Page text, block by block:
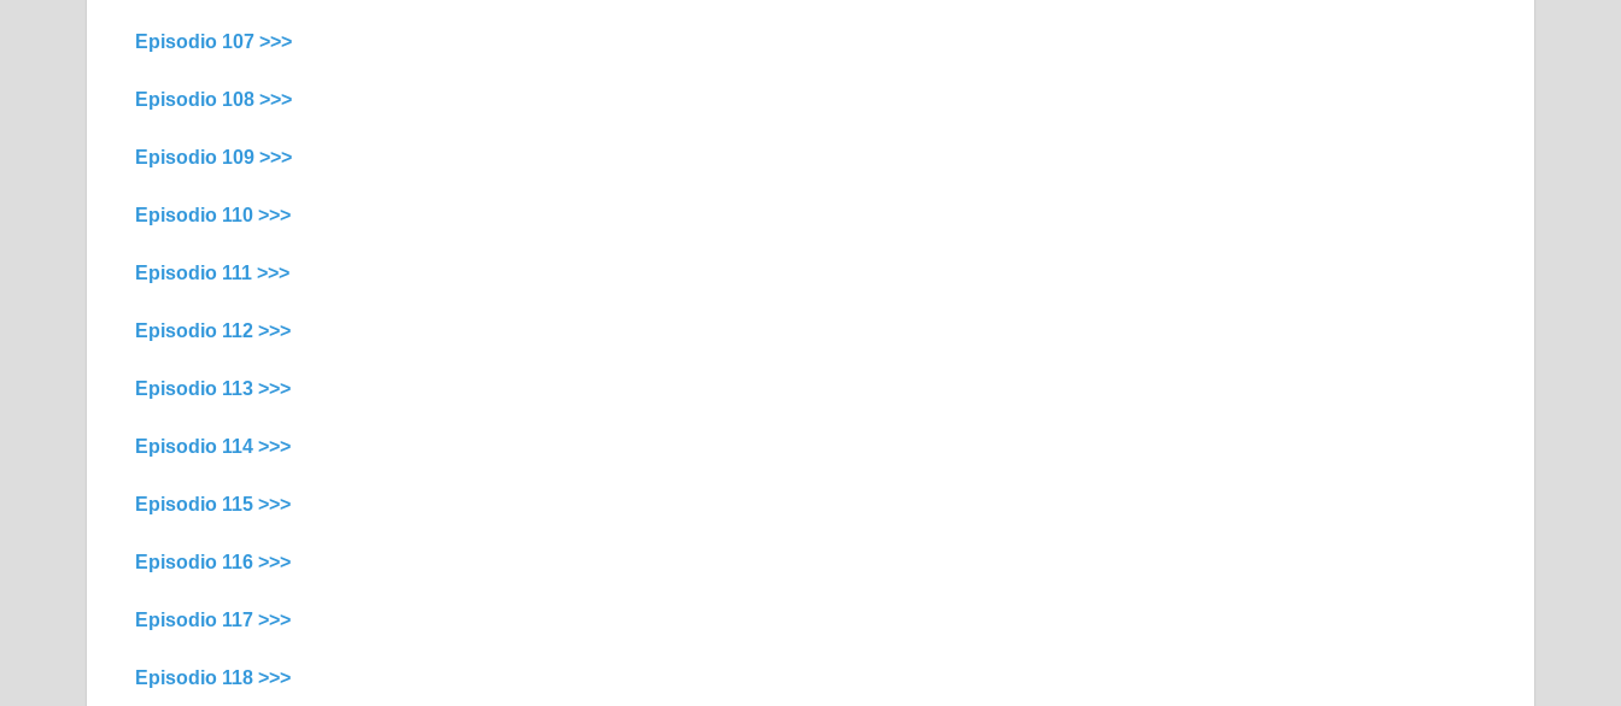
Episodio 107 >>>
Episodio 108 >>>
Episodio 109 >>>
Episodio 110 >>>
Episodio 111 >>>
Episodio 112 >>>
Episodio 113 >>>
Episodio 114 >>>
Episodio 115 >>>
Episodio 116 >>>
Episodio 117 >>>
Episodio 118 >>>